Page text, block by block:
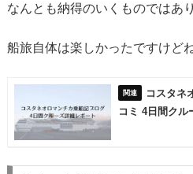
なんとも納得のいくものではあ
船旅自体は楽しかったですけどね
コスタネ
コミ 4日間クル